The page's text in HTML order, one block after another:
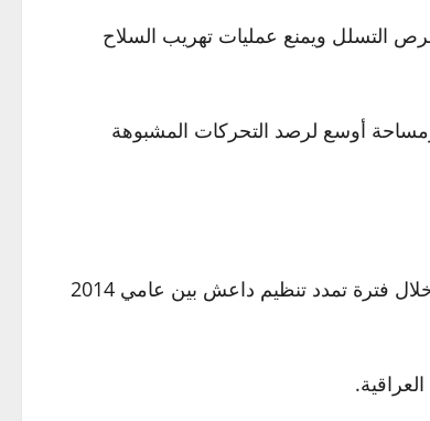
التسلل ويمنع عمليات تهريب السلاح
أوسع لرصد التحركات المشبوهة
مشروع السور الكونكريتي بدأ العمل به قبل عدة سنوات ضمن خطة حكومية لإغلاق الثغرات التي استغلتها الجماعات المتطرفة خلال فترة تمدد تنظيم داعش بين عامي 2014